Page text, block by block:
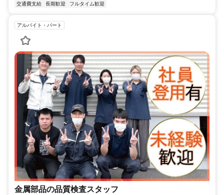
交通費支給
長期歓迎 フルタイム歓迎
アルバイト・パート
金属部品の品質検査スタッフ